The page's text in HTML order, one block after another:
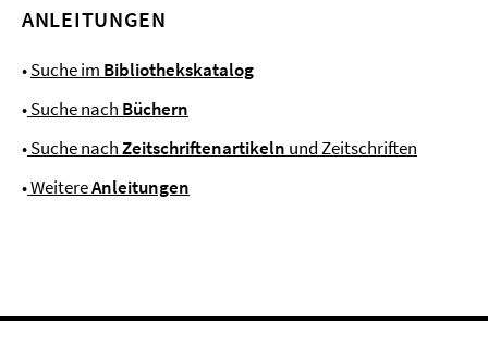
ANLEITUNGEN
•Suche im Bibliothekskatalog
•Suche nach Büchern
•Suche nachZeitschriftenartikeln und Zeitschriften
•WeitereAnleitungen